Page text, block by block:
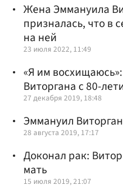
Жена Эммануила
призналась, что в
на ней
23 июля 2022, 11:49
«Я им
Виторгана с 80-
27 декабря 2019, 18:48
Эммануил
28 августа 2019, 17:17
Доконал рак:
мать
15 июля 2019, 21:07